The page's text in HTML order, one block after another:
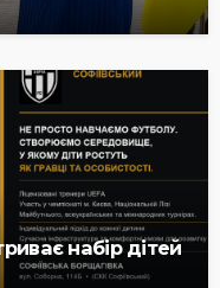
набір дітей